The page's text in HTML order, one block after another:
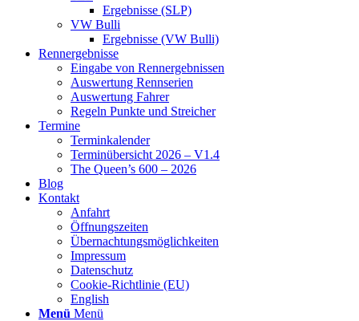
Ergebnisse (SLP)
VW Bulli
Ergebnisse (VW Bulli)
Rennergebnisse
Eingabe von Rennergebnissen
Auswertung Rennserien
Auswertung Fahrer
Regeln Punkte und Streicher
Termine
Terminkalender
Terminübersicht 2026 – V1.4
The Queen’s 600 – 2026
Blog
Kontakt
Anfahrt
Öffnungszeiten
Übernachtungsmöglichkeiten
Impressum
Datenschutz
Cookie-Richtlinie (EU)
English
Menü Menü